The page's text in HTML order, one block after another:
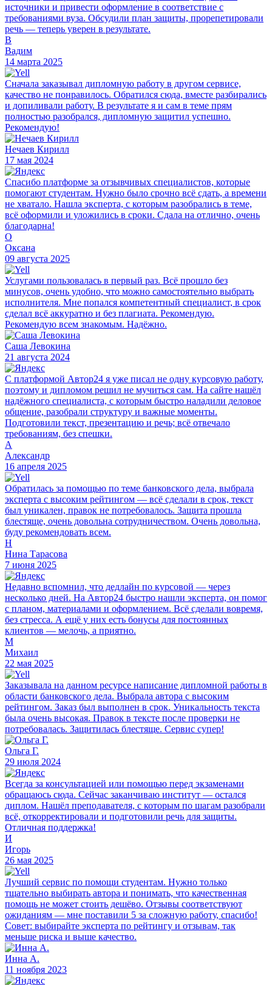
источники и привести оформление в соответствие с
требованиями вуза. Обсудили план защиты, прорепетировали
речь — теперь уверен в результате.
В
Вадим
14 марта 2025
Сначала заказывал дипломную работу в другом сервисе,
качество не понравилось. Обратился сюда, вместе разбирались
и допиливали работу. В результате я и сам в теме прям
полностью разобрался, дипломную защитил успешно.
Рекомендую!
Нечаев Кирилл
17 мая 2024
Спасибо платформе за отзывчивых специалистов, которые
помогают студентам. Нужно было срочно всё сдать, а времени
не хватало. Нашла эксперта, с которым разобрались в теме,
всё оформили и уложились в сроки. Сдала на отлично, очень
благодарна!
О
Оксана
09 августа 2025
Услугами пользовалась в первый раз. Всё прошло без
минусов, очень удобно, что можно самостоятельно выбрать
исполнителя. Мне попался компетентный специалист, в срок
сделал всё аккуратно и без плагиата. Рекомендую.
Рекомендую всем знакомым. Надёжно.
Саша Левокина
21 августа 2024
С платформой Автор24 я уже писал не одну курсовую работу,
поэтому и дипломом решил не мучиться сам. На сайте нашёл
надёжного специалиста, с которым быстро наладили деловое
общение, разобрали структуру и важные моменты.
Подготовили текст, презентацию и речь; всё отвечало
требованиям, без спешки.
А
Александр
16 апреля 2025
Обратилась за помощью по теме банковского дела, выбрала
эксперта с высоким рейтингом — всё сделали в срок, текст
был уникален, правок не потребовалось. Защита прошла
блестяще, очень довольна сотрудничеством. Очень довольна,
буду рекомендовать всем.
Н
Нина Тарасова
7 июня 2025
Недавно вспомнил, что дедлайн по курсовой — через
несколько дней. На Автор24 быстро нашли эксперта, он помог
с планом, материалами и оформлением. Всё сделали вовремя,
без стресса. А ещё у них есть бонусы для постоянных
клиентов — мелочь, а приятно.
М
Михаил
22 мая 2025
Заказывала на данном ресурсе написание дипломной работы в
области банковского дела. Выбрала автора с высоким
рейтингом. Заказ был выполнен в срок. Уникальность текста
была очень высокая. Правок в тексте после проверки не
потребовалась. Защитилась блестяще. Сервис супер!
Ольга Г.
29 июля 2024
Всегда за консультацией или помощью перед экзаменами
обращаюсь сюда. Сейчас заканчиваю институт — остался
диплом. Нашёл преподавателя, с которым по шагам разобрали
всё, откорректировали и подготовили речь для защиты.
Отличная поддержка!
И
Игорь
26 мая 2025
Лучший сервис по помощи студентам. Нужно только
тщательно выбирать автора и понимать, что качественная
помощь не может стоить дешёво. Отзывы соответствуют
ожиданиям — мне поставили 5 за сложную работу, спасибо!
Совет: выбирайте эксперта по рейтингу и отзывам, так
меньше риска и выше качество.
Инна А.
11 ноября 2023